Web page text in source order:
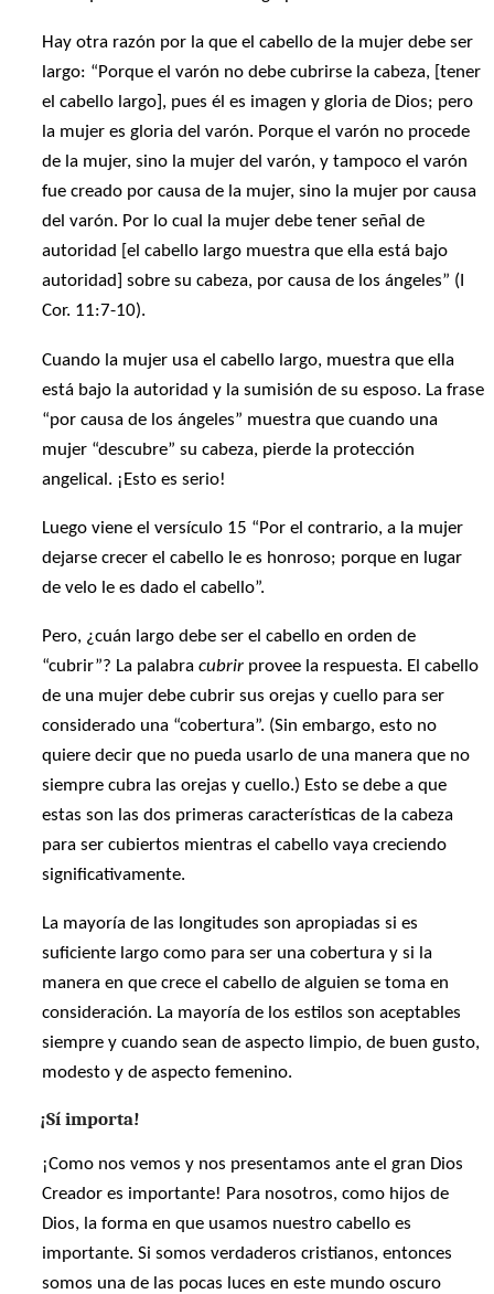
Hay otra razón por la que el cabello de la mujer debe ser
largo: “Porque el varón no debe cubrirse la cabeza, [tener
el cabello largo], pues él es imagen y gloria de Dios; pero
la mujer es gloria del varón. Porque el varón no procede
de la mujer, sino la mujer del varón, y tampoco el varón
fue creado por causa de la mujer, sino la mujer por causa
del varón. Por lo cual la mujer debe tener señal de
autoridad [el cabello largo muestra que ella está bajo
autoridad] sobre su cabeza, por causa de los ángeles” (I
Cor. 11:7-10).
Cuando la mujer usa el cabello largo, muestra que ella
está bajo la autoridad y la sumisión de su esposo. La frase
“por causa de los ángeles” muestra que cuando una
mujer “descubre” su cabeza, pierde la protección
angelical. ¡Esto es serio!
Luego viene el versículo 15 “Por el contrario, a la mujer
dejarse crecer el cabello le es honroso; porque en lugar
de velo le es dado el cabello”.
Pero, ¿cuán largo debe ser el cabello en orden de
“cubrir”? La palabracubrir provee la respuesta. El cabello
de una mujer debe cubrir sus orejas y cuello para ser
considerado una “cobertura”. (Sin embargo, esto no
quiere decir que no pueda usarlo de una manera que no
siempre cubra las orejas y cuello.) Esto se debe a que
estas son las dos primeras características de la cabeza
para ser cubiertos mientras el cabello vaya creciendo
significativamente.
La mayoría de las longitudes son apropiadas si es
suficiente largo como para ser una cobertura y si la
manera en que crece el cabello de alguien se toma en
consideración. La mayoría de los estilos son aceptables
siempre y cuando sean de aspecto limpio, de buen gusto,
modesto y de aspecto femenino.
¡Sí importa!
¡Como nos vemos y nos presentamos ante el gran Dios
Creador es importante! Para nosotros, como hijos de
Dios, la forma en que usamos nuestro cabello es
importante. Si somos verdaderos cristianos, entonces
somos una de las pocas luces en este mundo oscuro